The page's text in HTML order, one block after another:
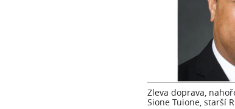
Zleva doprava,
Sione Tuione, starší